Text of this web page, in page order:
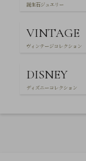
誕生石ジュエリー
VINTAGE
ヴィンテージコレクション
DISNEY
ディズニーコレクション
法
づ